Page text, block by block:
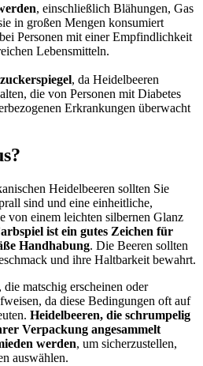
, einschließlich Blähungen, Gas
in großen Mengen konsumiert
Personen mit einer Empfindlichkeit
Lebensmitteln.
, da Heidelbeeren
die von Personen mit Diabetes
Erkrankungen überwacht
Heidelbeeren sollten Sie
sind und eine einheitliche,
von einem leichten silbernen Glanz
ist ein gutes Zeichen für
Handhabung. Die Beeren sollten
und ihre Haltbarkeit bewahrt.
matschig erscheinen oder
da diese Bedingungen oft auf
Heidelbeeren, die schrumpelig
Verpackung angesammelt
werden, um sicherzustellen,
auswählen.